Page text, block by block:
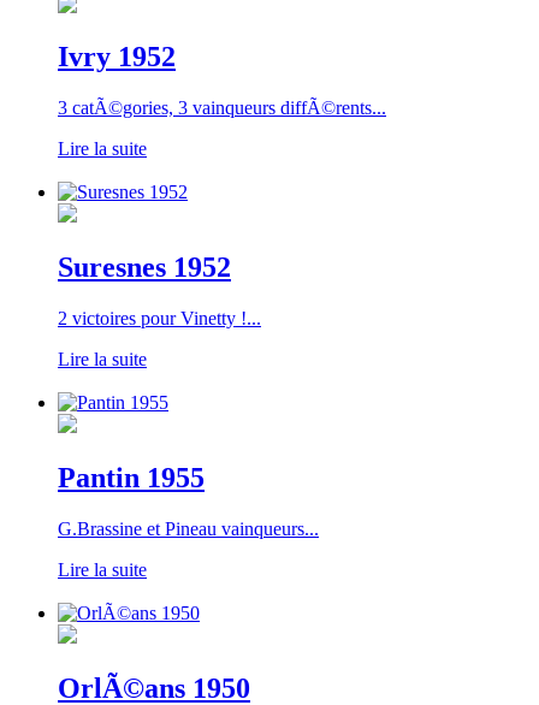
Ivry 1952
3 catÃ©gories, 3 vainqueurs diffÃ©rents...
Lire la suite
Suresnes 1952
2 victoires pour Vinetty !...
Lire la suite
Pantin 1955
G.Brassine et Pineau vainqueurs...
Lire la suite
OrlÃ©ans 1950